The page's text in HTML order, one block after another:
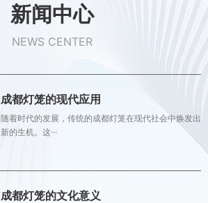
新闻中心
NEWS CENTER
成都灯笼的现代应用
随着时代的发展，传统的成都灯笼在现代社会中焕发出
新的生机。这···
成都灯笼的文化意义